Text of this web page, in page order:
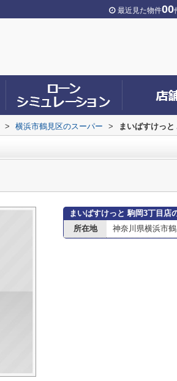
最近見た物件00
> 横浜市鶴見区のスーパー > まいばすけっ
まいばすけっと 駒岡3丁目店
所在地
神奈川県横浜市